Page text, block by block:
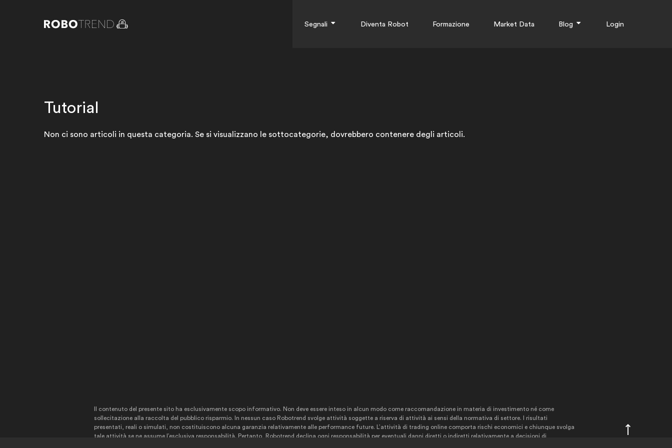
Segnali Diventa Robot Formazione Market Data Blog Login
Tutorial
Non ci sono articoli in questa categoria. Se si visualizzano le sottocategorie, dovrebbero contenere degli articoli.
Il contenuto del presente sito ha esclusivamente scopo informativo. Non deve essere inteso in alcun modo come raccomandazione in materia di investimento né come
sollecitazione alla raccolta del pubblico risparmio. In nessun caso Robotrend svolge attività soggette a riserva di attività ai sensi della normativa di settore. I risultati
presentati, reali o simulati, non costituiscono alcuna garanzia relativamente alle performance future. L’attività di trading online comporta rischi economici e chiunque svolga
tale attività se ne assume l’esclusiva responsabilità. Pertanto, Robotrend declina ogni responsabilità per eventuali danni diretti o indiretti relativamente a decisioni di